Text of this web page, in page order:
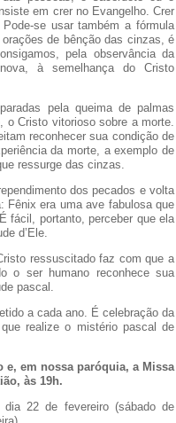
em crer no Evangelho. Crer
se usar também a fórmula
de bênção das cinzas, é
pela observância da
à semelhança do Cristo
pela queima de palmas
o Cristo vitorioso sobre a morte.
reconhecer sua condição de
da morte, a exemplo de
ressurge das cinzas.
dos pecados e volta
Fênix era uma ave fabulosa que
fácil, portanto, perceber que ela
d’Ele.
ressuscitado faz com que a
o ser humano reconhece sua
pascal.
a cada ano. É celebração da
realize o mistério pascal de
e, em nossaparóquia, a Missa
às 19h.
dia 22 de fevereiro (sábado de